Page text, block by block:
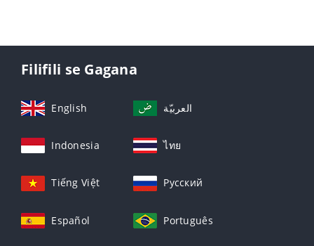
Filifili se Gagana
English العربيّة
Indonesia ไทย
Tiếng Việt Русский
Español Português